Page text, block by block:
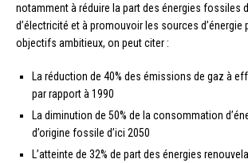
notamment à réduire la part des énergies fossiles
d’électricité et à promouvoir les sources d’énergie
objectifs ambitieux, on peut citer :
La réduction de 40% des émissions de gaz à
par rapport à 1990
La diminution de 50% de la consommation
d’origine fossile d’ici 2050
L’atteinte de 32% de part des énergies